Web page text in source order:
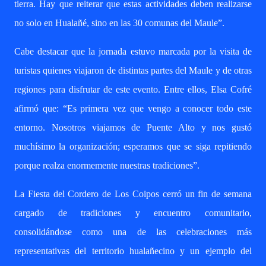
tierra. Hay que reiterar que estas actividades deben realizarse
no solo en Hualañé, sino en las 30 comunas del Maule”.
Cabe destacar que la jornada estuvo marcada por la visita de
turistas quienes viajaron de distintas partes del Maule y de otras
regiones para disfrutar de este evento. Entre ellos, Elsa Cofré
afirmó que: “Es primera vez que vengo a conocer todo este
entorno. Nosotros viajamos de Puente Alto y nos gustó
muchísimo la organización; esperamos que se siga repitiendo
porque realza enormemente nuestras tradiciones”.
La Fiesta del Cordero de Los Coipos cerró un fin de semana
cargado de tradiciones y encuentro comunitario,
consolidándose como una de las celebraciones más
representativas del territorio hualañecino y un ejemplo del